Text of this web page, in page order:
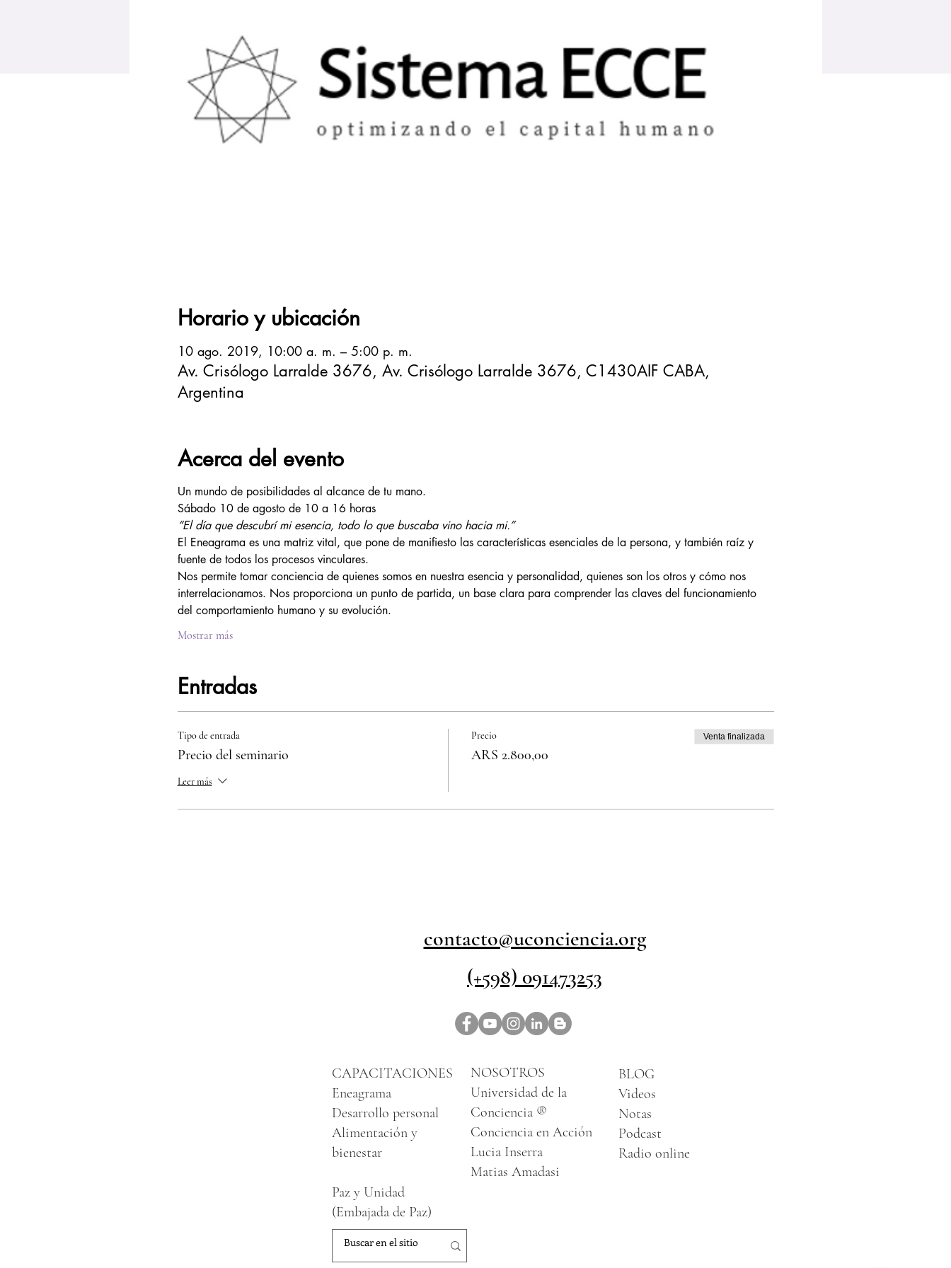
Horario y ubicación
10 ago. 2019, 10:00 a. m. – 5:00 p. m.
Av. Crisólogo Larralde 3676, Av. Crisólogo Larralde 3676, C1430AIF CABA,
Argentina
Acerca del evento
Un mundo de posibilidades al alcance de tu mano.
Sábado 10 de agosto de 10 a 16 horas
“El día que descubrí mi esencia, todo lo que buscaba vino hacia mi.”
El Eneagrama es una matriz vital, que pone de manifiesto las características esenciales de la persona, y también raíz y
fuente de todos los procesos vinculares.
Nos permite tomar conciencia de quienes somos en nuestra esencia y personalidad, quienes son los otros y cómo nos
interrelacionamos. Nos proporciona un punto de partida, un base clara para comprender las claves del funcionamiento
del comportamiento humano y su evolución.
Mostrar más
Entradas
Tipo de entrada
Precio del seminario
Leer más
Precio
ARS 2.800,00
Venta finalizada
contacto@uconciencia.org
(+598) 091473253
CAPACITACIONES
Eneagrama
Desarrollo personal
Alimentación y
bienestar
Paz y Unidad
(Embajada de Paz)
NOSOTROS
Universidad de la
Conciencia ®
Conciencia en Acción
Lucia Inserra
Matias Amadasi
BLOG
Videos
Notas
Podcast
Radio online